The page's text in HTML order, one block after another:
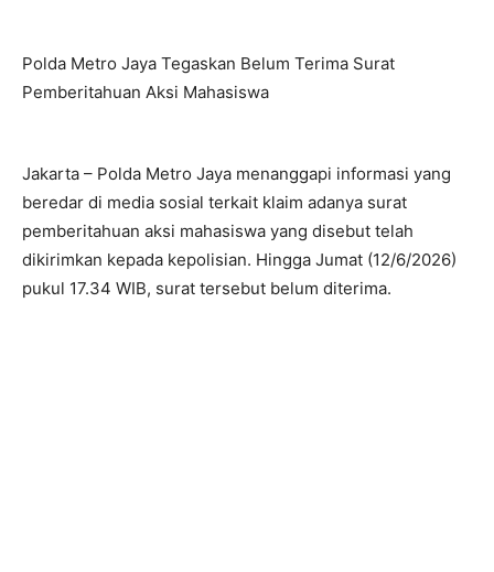
Polda Metro Jaya Tegaskan Belum Terima Surat
Pemberitahuan Aksi Mahasiswa
Jakarta – Polda Metro Jaya menanggapi informasi yang
beredar di media sosial terkait klaim adanya surat
pemberitahuan aksi mahasiswa yang disebut telah
dikirimkan kepada kepolisian. Hingga Jumat (12/6/2026)
pukul 17.34 WIB, surat tersebut belum diterima.